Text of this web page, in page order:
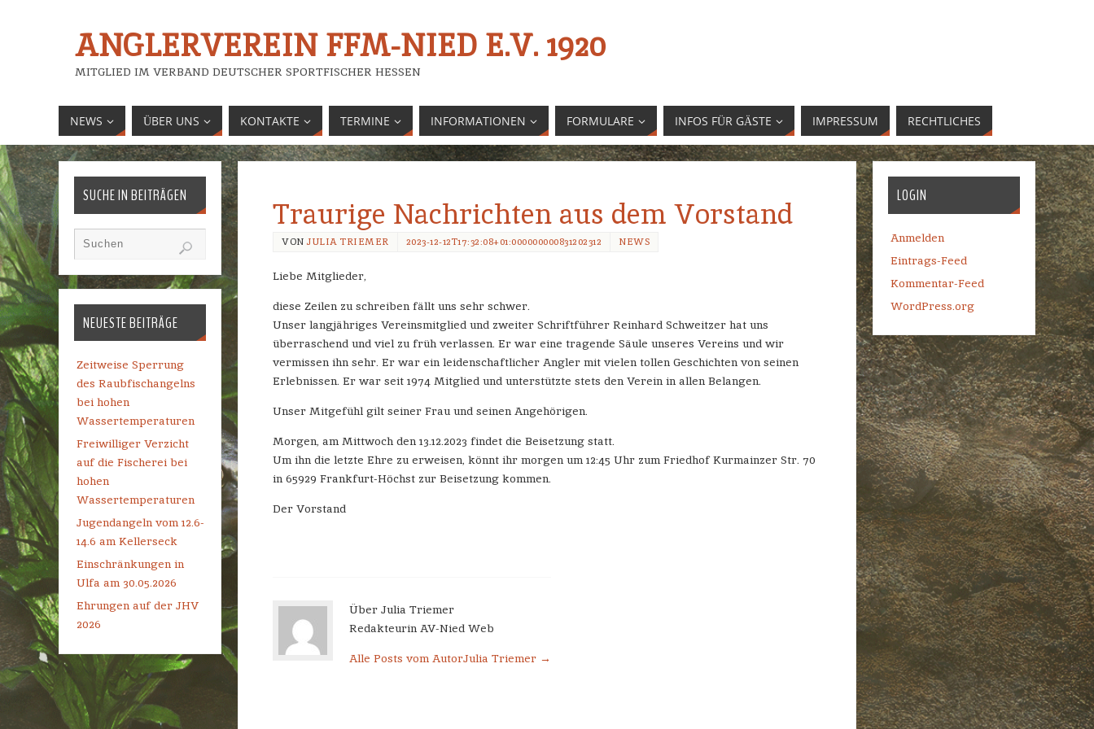
ANGLERVEREIN FFM-NIED E.V. 1920
MITGLIED IM VERBAND DEUTSCHER SPORTFISCHER HESSEN
NEWS ÜBER UNS KONTAKTE TERMINE INFORMATIONEN FORMULARE INFOS FÜR GÄSTE IMPRESSUM RECHTLICHES
Traurige Nachrichten aus dem Vorstand
VON JULIA TRIEMER 2023-12-12T17:32:08+01:000000000831202312 NEWS
Liebe Mitglieder,
diese Zeilen zu schreiben fällt uns sehr schwer.
Unser langjähriges Vereinsmitglied und zweiter Schriftführer Reinhard Schweitzer hat uns
überraschend und viel zu früh verlassen. Er war eine tragende Säule unseres Vereins und wir
vermissen ihn sehr. Er war ein leidenschaftlicher Angler mit vielen tollen Geschichten von seinen
Erlebnissen. Er war seit 1974 Mitglied und unterstützte stets den Verein in allen Belangen.
Unser Mitgefühl gilt seiner Frau und seinen Angehörigen.
Morgen, am Mittwoch den 13.12.2023 findet die Beisetzung statt.
Um ihn die letzte Ehre zu erweisen, könnt ihr morgen um 12:45 Uhr zum Friedhof Kurmainzer Str. 70
in 65929 Frankfurt-Höchst zur Beisetzung kommen.
Der Vorstand
Über Julia Triemer
Redakteurin AV-Nied Web
Alle Posts vom AutorJulia Triemer →
SUCHE IN BEITRÄGEN
NEUESTE BEITRÄGE
Zeitweise Sperrung
des Raubfischangelns
bei hohen
Wassertemperaturen
Freiwilliger Verzicht
auf die Fischerei bei
hohen
Wassertemperaturen
Jugendangeln vom 12.6-
14.6 am Kellerseck
Einschränkungen in
Ulfa am 30.05.2026
Ehrungen auf der JHV
2026
LOGIN
Anmelden
Eintrags-Feed
Kommentar-Feed
WordPress.org